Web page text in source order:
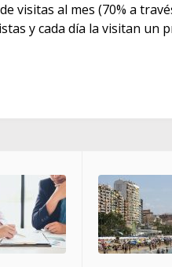
visitas al mes (70% a
y cada día la visitan un